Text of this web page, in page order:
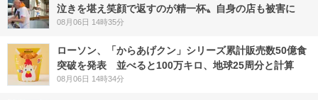
泣きを堪え笑顔で返すのが精一杯〟自身の店も被害に
08月06日 14時35分
ローソン、「からあげクン」シリーズ累計販売数50億食
突破を発表 並べると100万キロ、地球25周分と計算
08月06日 14時34分